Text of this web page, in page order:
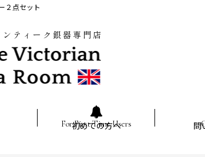
２点セット
ンティーク銀器専門店
初めての方へ 問